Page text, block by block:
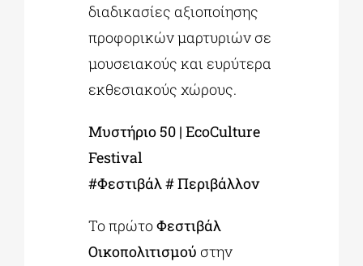
διαδικασίες αξιοποίησης
προφορικών μαρτυριών σε
μουσειακούς και ευρύτερα
εκθεσιακούς χώρους.
Μυστήριο 50 | EcoCulture
Festival
#Φεστιβάλ # Περιβάλλον
Το πρώτοΦεστιβάλ
Οικοπολιτισμού στην